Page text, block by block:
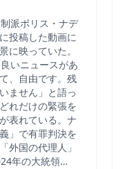
派ボリス・ナデ
投稿した動画に
に映っていた。
いニュースがあ
、自由です。残
ません」と語っ
れだけの緊張を
表れている。ナ
」で有罪判決を
外国の代理人」
年の大統領…